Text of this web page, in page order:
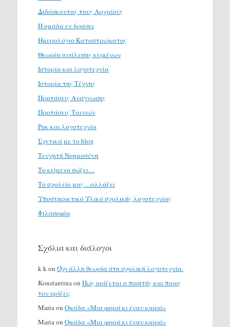
Διδάσκοντας τους Αρχαίους
Η ομάδα εν δράσει
Ημερολόγιο Καταστρώματος
Θεωρία ανάλυσης κειμένων
Ιστορία και λογοτεχνία
Ιστορία της Τέχνης
Προτάσεις Ανάγνωσης
Προτάσεις Ταινιών
Ροκ και λογοτεχνία
Σχετικά με το blog
Τενχητή Νοημοσύνη
Το κείμενο σώζει…
Το σχολείο μας…αλλάζει
Υποστηρικτικό Υλικό σχολικής λογοτεχνίας
Φιλοσοφία
Σχόλια και διάλογοι
k kon Όχι άλλη θεωρία στη σχολική λογοτεχνία.
Konstantinaon Πώς ορίζεται ο ποιητής και ποιος
τον ορίζει;
Mariaon Ομάδα «Μια φορά κι έναν καιρό»
Mariaon Ομάδα «Μια φορά κι έναν καιρό»